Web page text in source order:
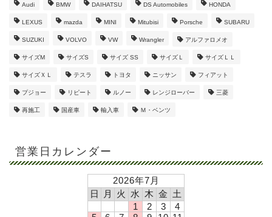
Audi BMW DAIHATSU DS Automobiles HONDA
LEXUS mazda MINI Mitubisi Porsche SUBARU
SUZUKI VOLVO VW Wrangler アルファロメオ
サイズM サイズS サイズ SS サイズＬ サイズＬＬ
サイズＸＬ テスラ トヨタ ニッサン フィアット
プジョー リピート ルノー レンジローバー 三菱
再施工 国産車 輸入車 Ｍ・ベンツ
営業日カレンダー
2026年7月
日
月 火 水 木 金 土
1
2 3
4